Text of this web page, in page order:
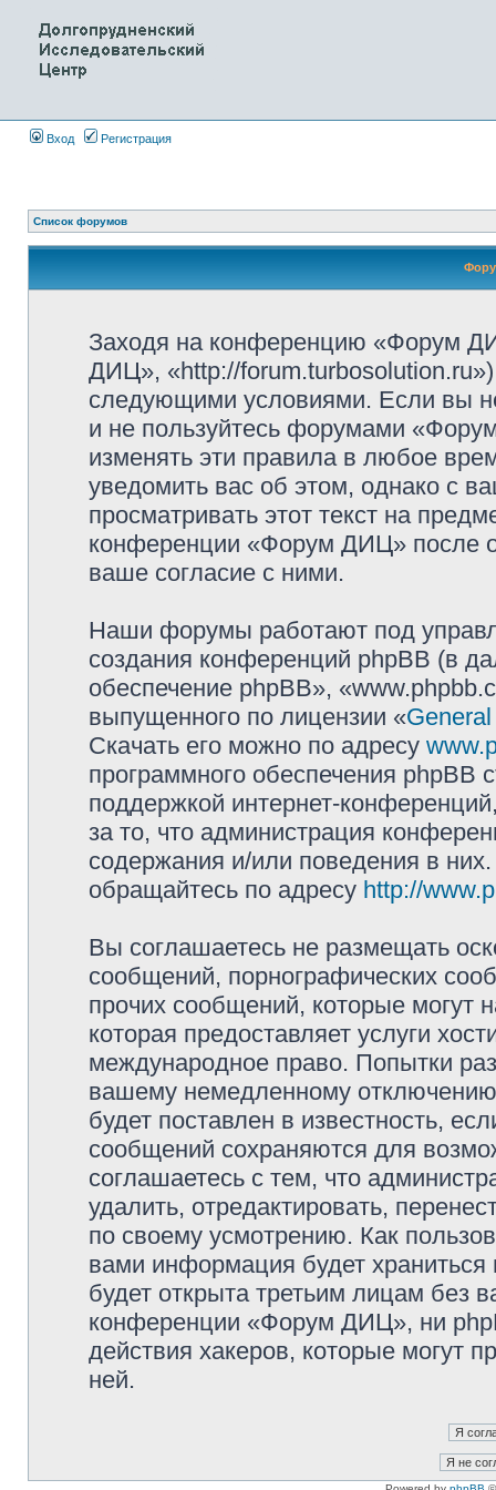
Вход Регистрация
Список форумов
Заходя на конференцию «Форум
ДИЦ», «http://
следующими условиями. Если вы
и не пользуйтесь форумами
изменять эти правила в любое
уведомить вас об этом, однако с
просматривать этот текст на
конференции «Форум ДИЦ» после
ваше согласие с ними.
Наши форумы работают под
создания конференций phpBB (в
обеспечение phpBB»,
выпущенного по лицензии «
Скачать его можно по адресу
программного обеспечения phpBB
поддержкой интернет-
за то, что администрация
содержания и/или поведения в
обращайтесь по адресу http://
Вы соглашаетесь не размещать
сообщений, порнографических
прочих сообщений, которые могут
которая предоставляет услуги
международное право. Попытки
вашему немедленному
будет поставлен в известность,
сообщений сохраняются для
соглашаетесь с тем, что
удалить, отредактировать,
по своему усмотрению. Как
вами информация будет
будет открыта третьим лицам без
конференции «Форум ДИЦ», ни
действия хакеров, которые могут
ней.